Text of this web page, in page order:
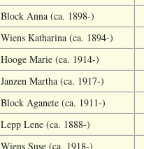
Block Anna (ca. 1898-)
Wiens Katharina (ca. 1894-)
Hooge Marie (ca. 1914-)
Janzen Martha (ca. 1917-)
Block Aganete (ca. 1911-)
Lepp Lene (ca. 1888-)
Wiens Suse (ca. 1918-)